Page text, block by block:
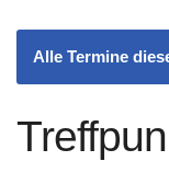
Alle Termine